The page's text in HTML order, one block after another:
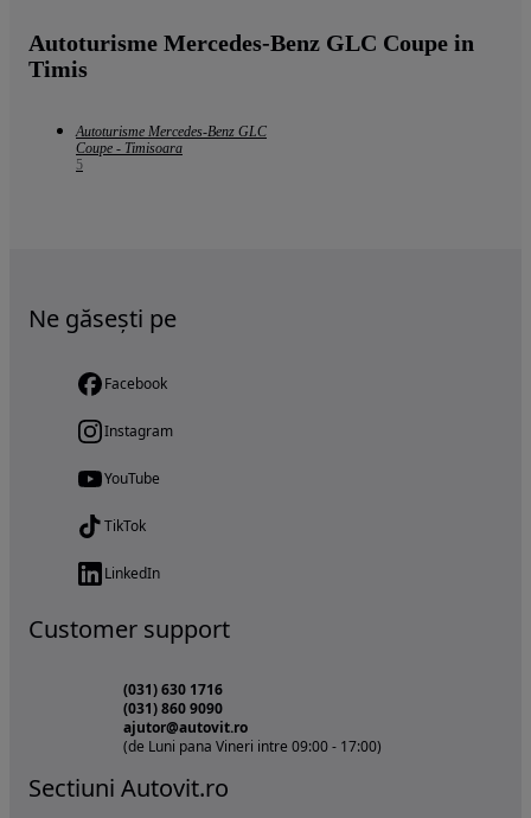
Autoturisme Mercedes-Benz GLC Coupe in
Timis
Autoturisme Mercedes-Benz GLC
Coupe - Timisoara
5
Ne găsești pe
Facebook
Instagram
YouTube
TikTok
LinkedIn
Customer support
(031) 630 1716
(031) 860 9090
ajutor@autovit.ro
(de Luni pana Vineri intre 09:00 - 17:00)
Sectiuni Autovit.ro